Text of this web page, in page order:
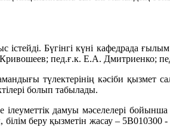
Бүгінгі күні кафедрада
пед.ғ.к. Е.А. Дмитриенко;
түлектерінің кәсіби
болып табылады.
ілеуметтік дамуы мәселелері
беру қызметін жасау – 5В010300